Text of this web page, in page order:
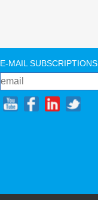
E-MAIL SUBSCRIPTIONS